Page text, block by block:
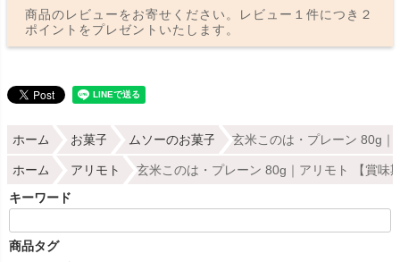
商品のレビューをお寄せください。レビュー１件につき２
ポイントをプレゼントいたします。
ホーム お菓子 ムソーのお菓子 玄米このは・プレーン 80g
ホーム アリモト 玄米このは・プレーン 80g｜アリモト 【賞味
キーワード
商品タグ